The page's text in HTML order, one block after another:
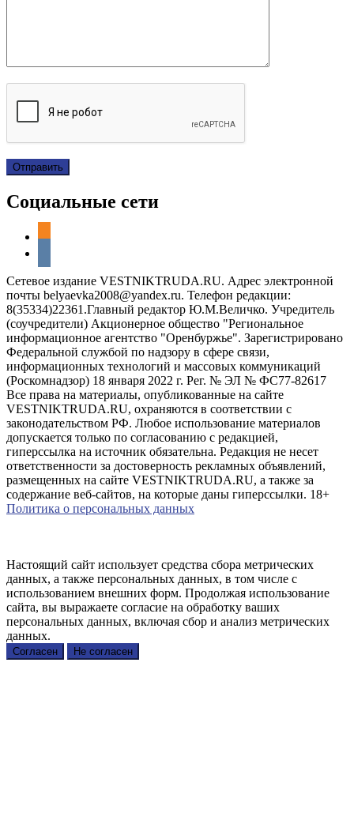
Социальные сети
Сетевое издание VESTNIKTRUDA.RU. Адрес электронной
почты belyaevka2008@yandex.ru. Телефон редакции:
8(35334)22361.Главный редактор Ю.М.Величко. Учредитель
(соучредители) Акционерное общество "Региональное
информационное агентство "Оренбуржье". Зарегистрировано
Федеральной службой по надзору в сфере связи,
информационных технологий и массовых коммуникаций
(Роскомнадзор) 18 января 2022 г. Рег. № ЭЛ № ФС77-82617
Все права на материалы, опубликованные на сайте
VESTNIKTRUDA.RU, охраняются в соответствии с
законодательством РФ. Любое использование материалов
допускается только по согласованию с редакцией,
гиперссылка на источник обязательна. Редакция не несет
ответственности за достоверность рекламных объявлений,
размещенных на сайте VESTNIKTRUDA.RU, а также за
содержание веб-сайтов, на которые даны гиперссылки. 18+
Политика о персональных данных
Настоящий сайт использует средства сбора метрических
данных, а также персональных данных, в том числе с
использованием внешних форм. Продолжая использование
сайта, вы выражаете согласие на обработку ваших
персональных данных, включая сбор и анализ метрических
данных.
Согласен Не согласен